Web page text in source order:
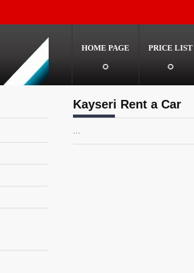
HOME PAGE PRICE LIST
Kayseri Rent a Car
...